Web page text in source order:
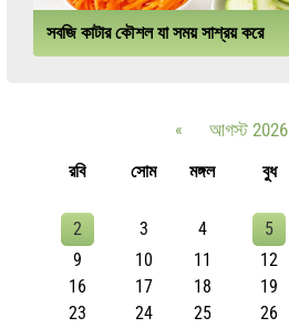
সবজি কাটার কৌশল যা সময় সাশ্রয় করে
« আগস্ট 2026
রবি
সোম মঙ্গল বুধ
2
3 4 5
9
10 11 12
16
17 18 19
23
24 25 26